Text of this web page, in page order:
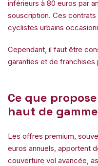
inférieurs à 80 euros par
souscription. Ces
cyclistes urbains
Cependant, il faut être
garanties et de franchises
Ce que
haut de gamme
Les offres premium,
euros annuels, apportent
couverture vol avancée,